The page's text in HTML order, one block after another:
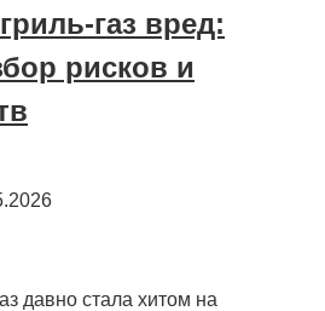
газ вред:
рисков и
давно стала хитом на